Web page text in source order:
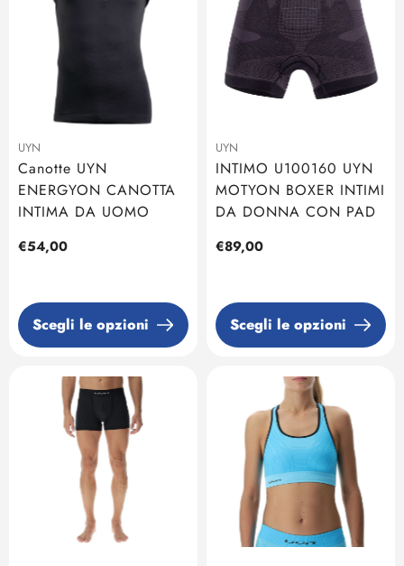
UYN
Canotte UYN
ENERGYON CANOTTA
INTIMA DA UOMO
Prezzo
€54,00
Scegli le opzioni
UYN
INTIMO U100160 UYN
MOTYON BOXER INTIMI
DA DONNA CON PAD
Prezzo
€89,00
Scegli le opzioni